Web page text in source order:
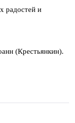
радостей и
(Крестьянкин).